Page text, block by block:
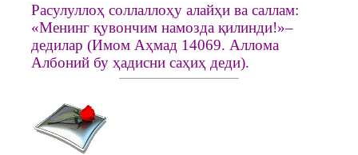
Расулуллоҳ соллаллоҳу алайҳи ва саллам:
«Менинг қувончим намозда қилинди!»–
дедилар (Имом Аҳмад 14069. Аллома
Албоний бу ҳадисни саҳиҳ деди).